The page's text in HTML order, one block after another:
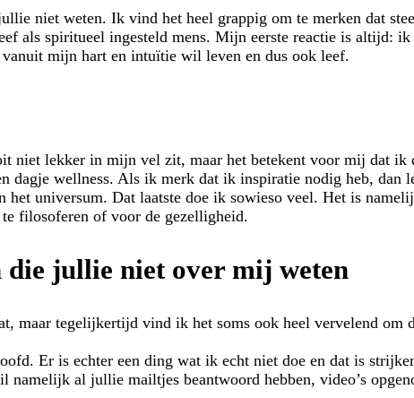
niet weten. Ik vind het heel grappig om te merken dat
als spiritueel ingesteld mens. Mijn eerste reactie is altijd:
mijn hart en intuïtie wil leven en dus ook leef.
niet lekker in mijn vel zit, maar het betekent voor mij dat
wellness. Als ik merk dat ik inspiratie nodig heb, dan
het universum. Dat laatste doe ik sowieso veel. Het is
filosoferen of voor de gezelligheid.
die jullie niet over mij weten
maar tegelijkertijd vind ik het soms ook heel vervelend om
Er is echter een ding wat ik echt niet doe en dat is
namelijk al jullie mailtjes beantwoord hebben, video’s